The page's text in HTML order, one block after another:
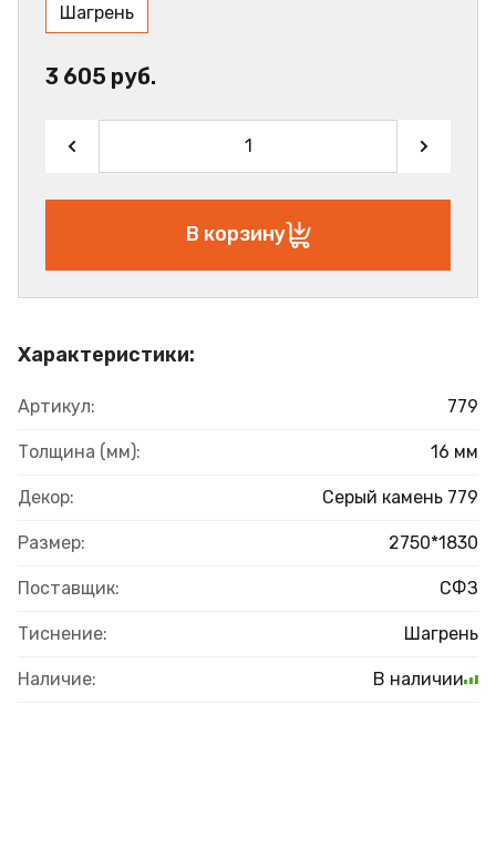
Характеристики:
Артикул: 779
Толщина (мм): 16 мм
Декор: Серый камень 779
Размер: 2750*1830
Поставщик: СФЗ
Тиснение: Шагрень
Наличие: В наличии
Шагрень
3 605 руб.
В корзину